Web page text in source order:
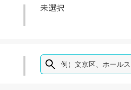
未選択